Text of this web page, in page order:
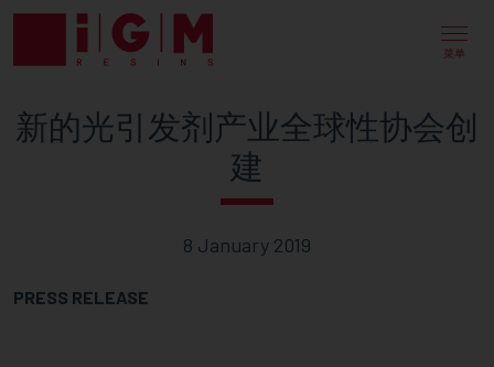
菜单
NEW
GLOBAL
CREATED
PHOTOINITIATOR
INDUSTRY
新的光引发剂产业全球性协会创
建
8 January 2019
PRESS RELEASE